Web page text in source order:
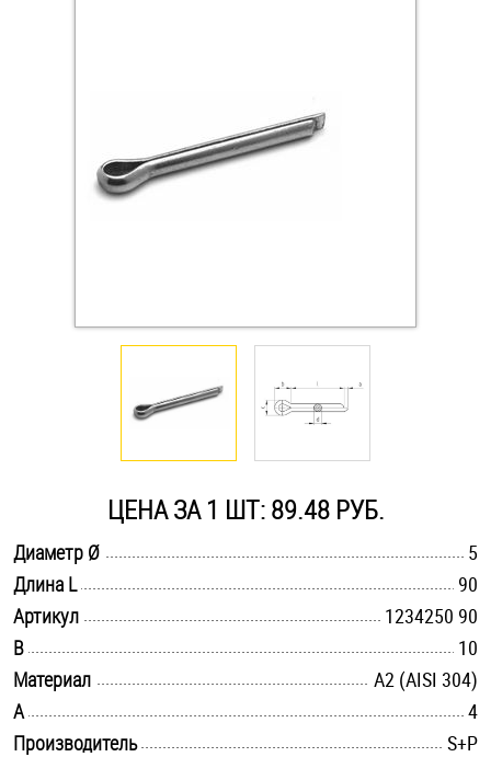
Заклепки (Гайки-Заклепки)
Инструмент
Крюки, кольца с шурупной резьбой
Оснастка и аксессуары для яхт
Саморезы и шурупы
Стопорные кольца
Хомуты
ЦЕНА ЗА 1 ШТ: 89.48 РУБ.
Диаметр Ø
5
Длина L
90
Артикул
1234250 90
B
10
Материал
А2 (AISI 304)
A
4
Производитель
S+P